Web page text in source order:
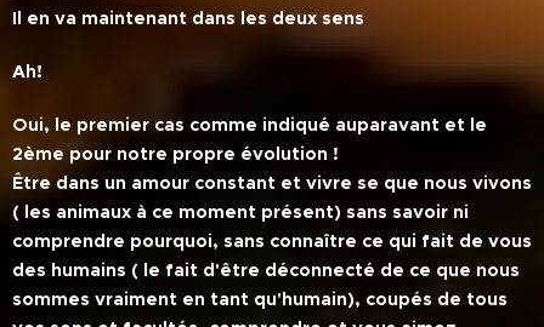
Il en va maintenant dans les deux sens
Ah!
Oui, le premier cas comme indiqué auparavant et le
2ème pour notre propre évolution !
Être dans un amour constant et vivre se que nous vivons
( les animaux à ce moment présent) sans savoir ni
comprendre pourquoi, sans connaître ce qui fait de vous
des humains ( le fait d'être déconnecté de ce que nous
sommes vraiment en tant qu'humain), coupés de tous